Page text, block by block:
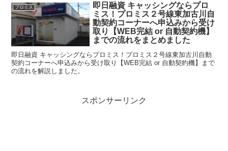
プロミス
即日融資 キャッシングならプロ
ミス！プロミス２号線東加古川自
動契約コーナーへ申込みから受け
取り【WEB完結 or 自動契約機】
までの流れをまとめました
即日融資 キャッシングならプロミス！プロミス２号線東加古川自動
契約コーナーへ申込みから受け取り【WEB完結 or 自動契約機】まで
の流れを解説しました。
スポンサーリンク